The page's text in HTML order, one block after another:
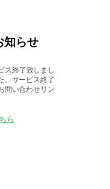
知らせ
ス終了致しまし
。サービス終了
問い合わせリン
ら